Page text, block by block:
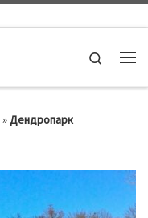
Search
»Дендропарк